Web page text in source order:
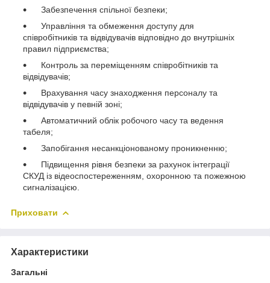
Забезпечення спільної безпеки;
Управління та обмеження доступу для
співробітників та відвідувачів відповідно до внутрішніх
правил підприємства;
Контроль за переміщенням співробітників та
відвідувачів;
Врахування часу знаходження персоналу та
відвідувачів у певній зоні;
Автоматичний облік робочого часу та ведення
табеля;
Запобігання несанкціонованому проникненню;
Підвищення рівня безпеки за рахунок інтеграції
СКУД із відеоспостереженням, охоронною та пожежною
сигналізацією.
Приховати
Характеристики
Загальні